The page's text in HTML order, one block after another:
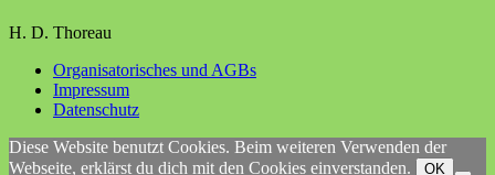
H. D. Thoreau
Organisatorisches und AGBs
Impressum
Datenschutz
Diese Website benutzt Cookies. Beim weiteren Verwenden der
Webseite, erklärst du dich mit den Cookies einverstanden.
OK